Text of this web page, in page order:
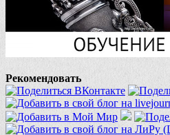
Рекомендовать